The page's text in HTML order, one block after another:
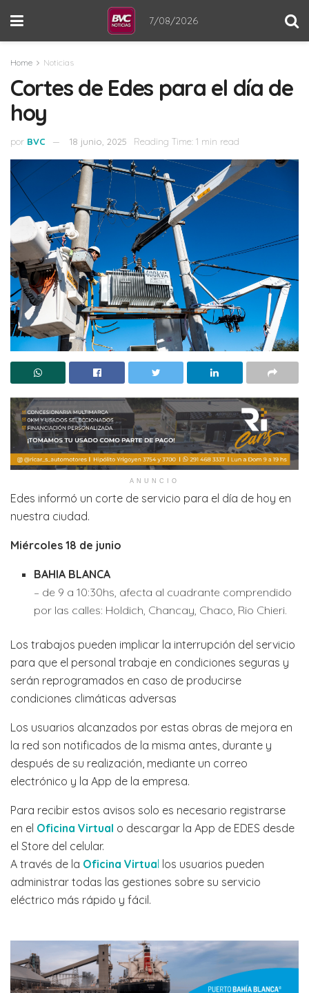
7/08/2026
Home Noticias
Cortes de Edes para el día de
hoy
por BVC 18 junio, 2025 Reading Time: 1 min read
ANUNCIO
Edes informó un corte de servicio para el día de hoy en
nuestra ciudad.
Miércoles 18 de junio
BAHIA BLANCA
– de 9 a 10:30hs, afecta al cuadrante comprendido
por las calles: Holdich, Chancay, Chaco, Rio Chieri.
Los trabajos pueden implicar la interrupción del servicio
para que el personal trabaje en condiciones seguras y
serán reprogramados en caso de producirse
condiciones climáticas adversas
Los usuarios alcanzados por estas obras de mejora en
la red son notificados de la misma antes, durante y
después de su realización, mediante un correo
electrónico y la App de la empresa.
Para recibir estos avisos solo es necesario registrarse
en el Oficina Virtual o descargar la App de EDES desde
el Store del celular.
A través de la Oficina Virtual los usuarios pueden
administrar todas las gestiones sobre su servicio
eléctrico más rápido y fácil.